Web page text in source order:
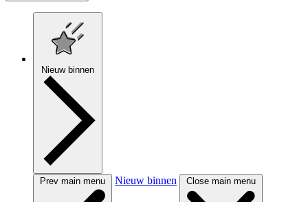
Nieuw binnen
Prev main menu Nieuw binnen Close main menu